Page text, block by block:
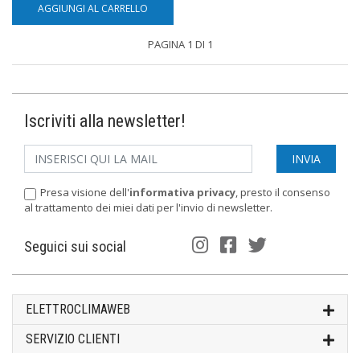
AGGIUNGI AL CARRELLO
PAGINA 1 DI 1
Iscriviti alla newsletter!
Presa visione dell'informativa privacy, presto il consenso
al trattamento dei miei dati per l'invio di newsletter.
Seguici sui social
ELETTROCLIMAWEB
SERVIZIO CLIENTI